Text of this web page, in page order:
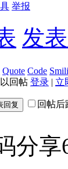
举报
发
Quote Code
回帖 登录 | 立
回复 回帖后
分享